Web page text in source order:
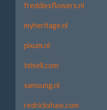
freddiesflowers.nl
myheritage.nl
pixum.nl
telsell.com
samsung.nl
redrickshaw.com